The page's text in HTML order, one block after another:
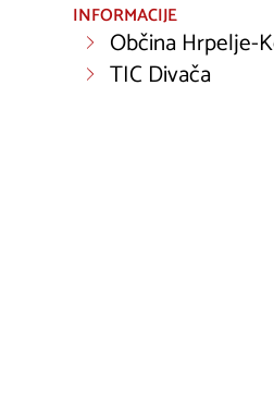
INFORMACIJE
Občina Hrpelje-
TIC Divača